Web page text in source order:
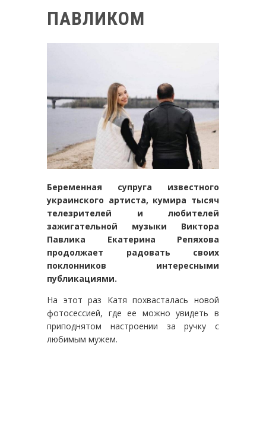
ПАВЛИКОМ
Беременная супруга известного
украинского артиста, кумира тысяч
телезрителей и любителей
зажигательной музыки Виктора
Павлика Екатерина Репяхова
продолжает радовать своих
поклонников интересными
публикациями.
На этот раз Катя похвасталась новой
фотосессией, где ее можно увидеть в
приподнятом настроении за ручку с
любимым мужем.